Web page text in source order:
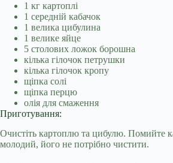
1 кг картоплі
1 середній кабачок
1 велика цибулина
1 велике яйце
5 столових ложок борошна
кілька гілочок петрушки
кілька гілочок кропу
щіпка солі
щіпка перцю
олія для смаження
Приготування:
Очистіть картоплю та цибулю. Помийте
молодий, його не потрібно чистити.